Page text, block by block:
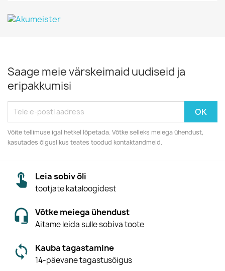
Saage meie värskeimaid uudiseid ja
eripakkumisi
Võite tellimuse igal hetkel lõpetada. Võtke selleks meiega ühendust,
kasutades õiguslikus teates toodud kontaktandmeid.
Leia sobiv õli
tootjate kataloogidest
Võtke meiega ühendust
Aitame leida sulle sobiva toote
Kauba tagastamine
14-päevane tagastusõigus